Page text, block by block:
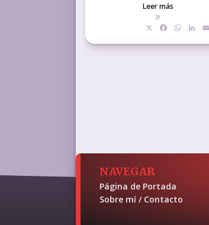
Leer más
Facebook
NAVEGAR
Página de Portada
Sobre mí / Contacto